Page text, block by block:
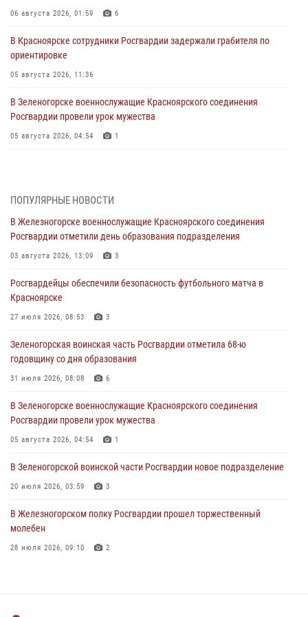
06 августа 2026, 01:59 6
В Красноярске сотрудники Росгвардии задержали грабителя по
ориентировке
05 августа 2026, 11:36
В Зеленогорске военнослужащие Красноярского соединения
Росгвардии провели урок мужества
05 августа 2026, 04:54 1
05 августа 2026, 04:52 1
В Красноярске сотрудники вневедомственной охраны Росгвардии
задержали подозреваемого в серии краж из гипермаркета
04 августа 2026, 09:57
Сотрудники Росгвардии обеспечили общественный порядок во
время проведения экстремального заплыва в Дудинке
04 августа 2026, 08:36
В Красноярске сотрудники Росгвардии задержали подозреваемого
в серии краж из супермаркета
04 августа 2026, 06:50
Военнослужащие Красноярского соединения Росгвардии
познакомили отдыхающих детей с тонкостями РХБ защиты
03 августа 2026, 13:12 2
ПОПУЛЯРНЫЕ НОВОСТИ
В Железногорске военнослужащие Красноярского соединения
Росгвардии отметили день образования подразделения
03 августа 2026, 13:09 3
Росгвардейцы обеспечили безопасность футбольного матча в
Красноярске
27 июля 2026, 08:53 3
Зеленогорская воинская часть Росгвардии отметила 68-ю
годовщину со дня образования
31 июля 2026, 08:08 6
В Зеленогорске военнослужащие Красноярского соединения
Росгвардии провели урок мужества
05 августа 2026, 04:54 1
В Зеленогорской воинской части Росгвардии новое подразделение
20 июля 2026, 03:59 3
В Железногорском полку Росгвардии прошел торжественный
молебен
28 июля 2026, 09:10 2
10 июля 2026, 06:18 4